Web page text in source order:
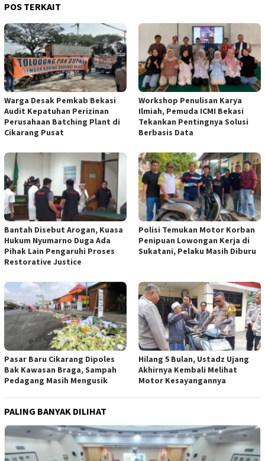
POS TERKAIT
Warga Desak Pemkab Bekasi
Audit Kepatuhan Perizinan
Perusahaan Batching Plant di
Cikarang Pusat
Workshop Penulisan Karya
Ilmiah, Pemuda ICMI Bekasi
Tekankan Pentingnya Solusi
Berbasis Data
Bantah Disebut Arogan, Kuasa
Hukum Nyumarno Duga Ada
Pihak Lain Pengaruhi Proses
Restorative Justice
Polisi Temukan Motor Korban
Penipuan Lowongan Kerja di
Sukatani, Pelaku Masih Diburu
Pasar Baru Cikarang Dipoles
Bak Kawasan Braga, Sampah
Pedagang Masih Mengusik
Hilang 5 Bulan, Ustadz Ujang
Akhirnya Kembali Melihat
Motor Kesayangannya
PALING BANYAK DILIHAT